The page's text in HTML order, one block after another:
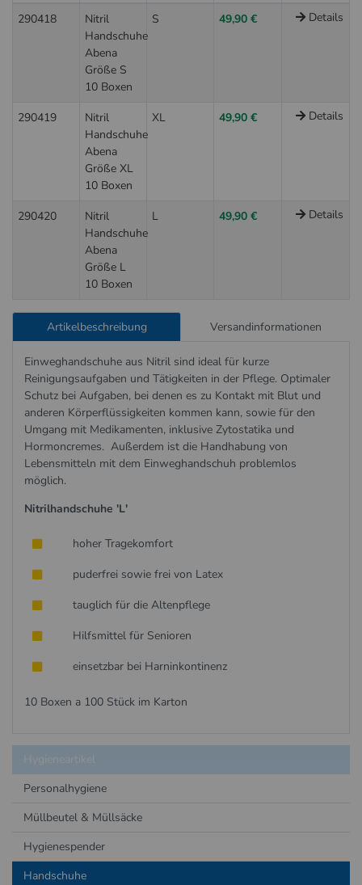
290418
Nitril
Handschuhe
Abena
Größe S
10 Boxen
S 49,90 € Details
290419
Nitril
Handschuhe
Abena
Größe XL
10 Boxen
XL 49,90 € Details
290420
Nitril
Handschuhe
Abena
Größe L
10 Boxen
L 49,90 € Details
Artikelbeschreibung Versandinformationen
Einweghandschuhe aus Nitril sind ideal für kurze
Reinigungsaufgaben und Tätigkeiten in der Pflege. Optimaler
Schutz bei Aufgaben, bei denen es zu Kontakt mit Blut und
anderen Körperflüssigkeiten kommen kann, sowie für den
Umgang mit Medikamenten, inklusive Zytostatika und
Hormoncremes. Außerdem ist die Handhabung von
Lebensmitteln mit dem Einweghandschuh problemlos
möglich.
Nitrilhandschuhe 'L'
hoher Tragekomfort
puderfrei sowiefrei von Latex
tauglich für die Altenpflege
Hilfsmittel für Senioren
einsetzbar bei Harninkontinenz
10 Boxen a 100 Stück im Karton
Hygieneartikel
Personalhygiene
Müllbeutel & Müllsäcke
Hygienespender
Handschuhe